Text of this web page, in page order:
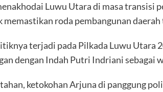
Luwu Utara di masa transisi
roda pembangunan
terjadi pada Pilkada Luwu Utara
dengan Indah Putri Indriani sebagai
ketokohan Arjuna di panggung